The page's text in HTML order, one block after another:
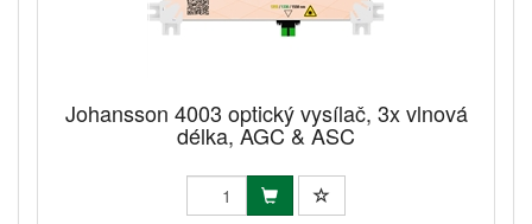
Johansson 4003 optický vysílač, 3x vlnová
délka, AGC & ASC